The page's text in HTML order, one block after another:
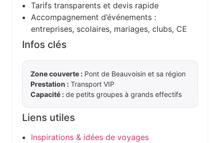
Tarifs transparents et devis rapide
Accompagnement d’événements :
entreprises, scolaires, mariages, clubs, CE
Infos clés
Zone couverte : Pont de Beauvoisin et sa région
Prestation : Transport VIP
Capacité : de petits groupes à grands effectifs
Liens utiles
Inspirations & idées de voyages